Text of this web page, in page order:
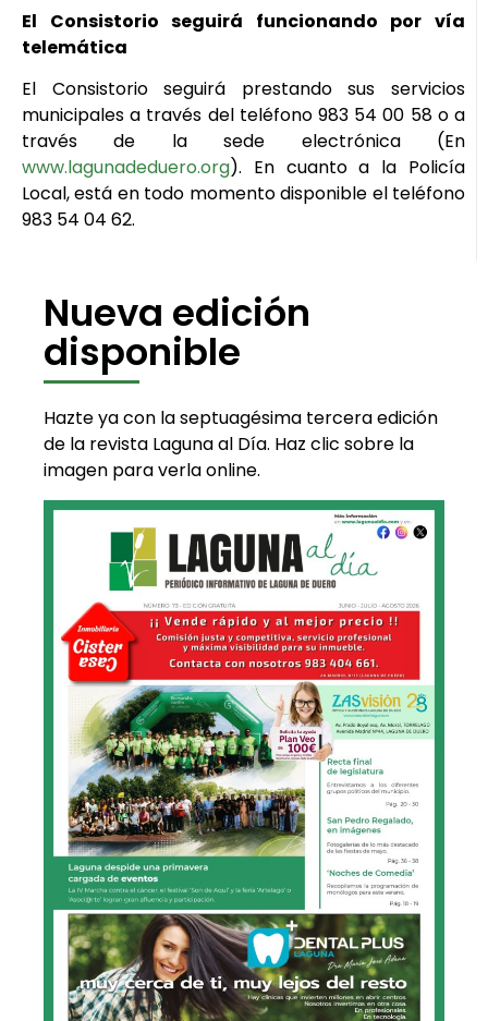
El Consistorio seguirá funcionando por vía
telemática
El Consistorio seguirá prestando sus servicios
municipales a través del teléfono 983 54 00 58 o a
través de la sede electrónica (En
www.lagunadeduero.org). En cuanto a la Policía
Local, está en todo momento disponible el teléfono
983 54 04 62.
Nueva edición
disponible
Hazte ya con la septuagésima tercera edición
de la revista Laguna al Día. Haz clic sobre la
imagen para verla online.